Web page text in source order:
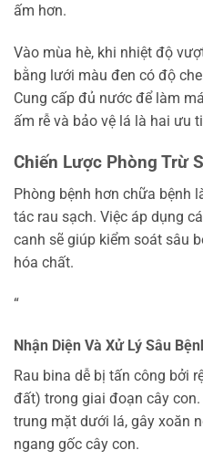
ấm hơn.
Vào mùa hè, khi nhiệt độ
bằng lưới màu đen có độ
Cung cấp đủ nước để làm
ấm rễ và bảo vệ lá là hai ưu
Chiến Lược Phòng Trừ
Phòng bệnh hơn chữa bệnh
tác rau sạch. Việc áp dụng
canh sẽ giúp kiểm soát sâu
hóa chất.
“
Nhận Diện Và Xử Lý Sâu
Rau bina dễ bị tấn công bởi
đất) trong giai đoạn cây
trung mặt dưới lá, gây xoăn
ngang gốc cây con.